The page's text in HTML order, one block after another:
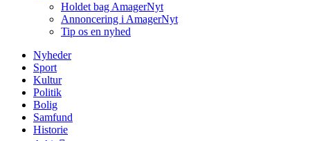
Holdet bag AmagerNyt
Annoncering i AmagerNyt
Tip os en nyhed
Nyheder
Sport
Kultur
Politik
Bolig
Samfund
Historie